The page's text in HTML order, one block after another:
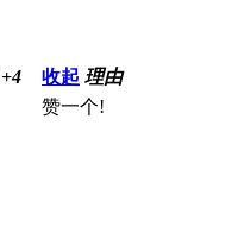
+4 收起 理由
赞一个!